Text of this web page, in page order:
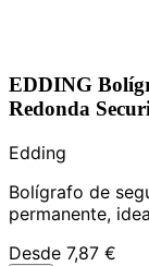
EDDING
Redonda
Edding
Bolígrafo de
permanente,
Desde 7,87 €